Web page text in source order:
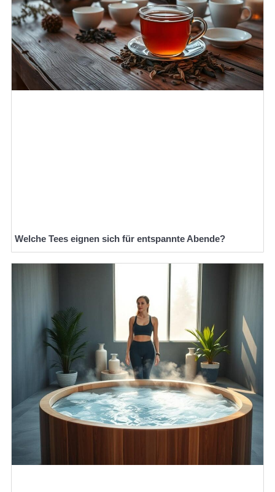
Welche Tees eignen sich für entspannte Abende?